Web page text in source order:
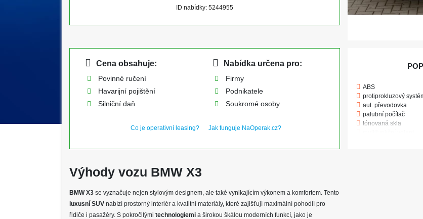
ID nabídky: 5244955
Cena obsahuje:
Povinné ručení
Havarijní pojištění
Silniční daň
Nabídka určena pro:
Firmy
Podnikatele
Soukromé osoby
Co je operativní leasing? Jak funguje NaOperak.cz?
ABS
protiprokluzový
aut. převodovka
palubní počítač
tónovaná skla
Výhody vozu BMW X3
BMW X3 se vyznačuje nejen stylovým designem, ale také vynikajícím výkonem a komfortem. Tento
luxusní SUV nabízí prostorný interiér a kvalitní materiály, které zajišťují maximální pohodlí pro
řidiče i pasažéry. S pokročilými technologiemi a širokou škálou moderních funkcí, jako je